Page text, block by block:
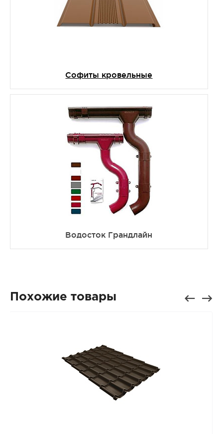
Софиты кровельные
Водосток Грандлайн
Похожие товары